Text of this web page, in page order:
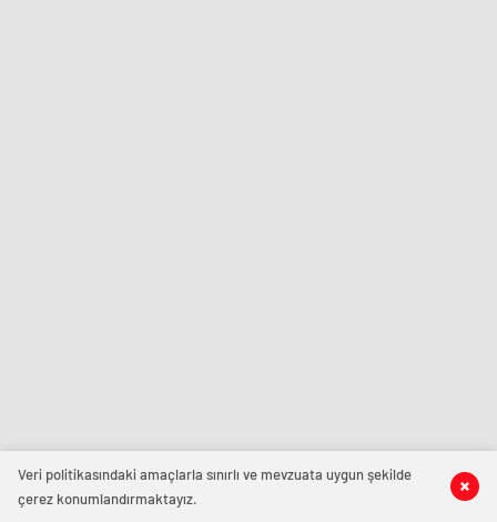
Veri politikasındaki amaçlarla sınırlı ve mevzuata uygun şekilde
çerez konumlandırmaktayız.